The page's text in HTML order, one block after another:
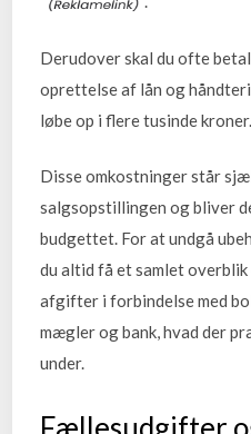
Derudover skal du ofte
oprettelse af lån og
løbe op i flere tusinde kroner.
Disse omkostninger står
salgsopstillingen og bliver
budgettet. For at undgå
du altid få et samlet
afgifter i forbindelse med
mægler og bank, hvad der
under.